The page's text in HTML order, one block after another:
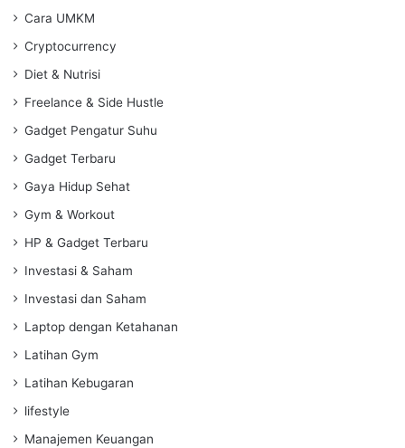
Cara UMKM
Cryptocurrency
Diet & Nutrisi
Freelance & Side Hustle
Gadget Pengatur Suhu
Gadget Terbaru
Gaya Hidup Sehat
Gym & Workout
HP & Gadget Terbaru
Investasi & Saham
Investasi dan Saham
Laptop dengan Ketahanan
Latihan Gym
Latihan Kebugaran
lifestyle
Manajemen Keuangan